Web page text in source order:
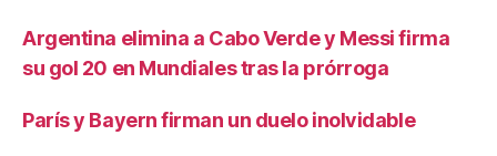
Argentina elimina a Cabo Verde y Messi firma
su gol 20 en Mundiales tras la prórroga
París y Bayern firman un duelo inolvidable